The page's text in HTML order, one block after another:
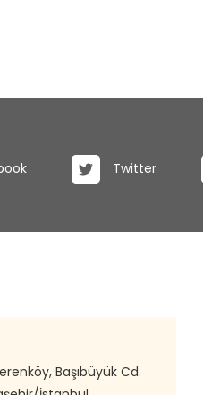
Twitter
Başıbüyük Cd.